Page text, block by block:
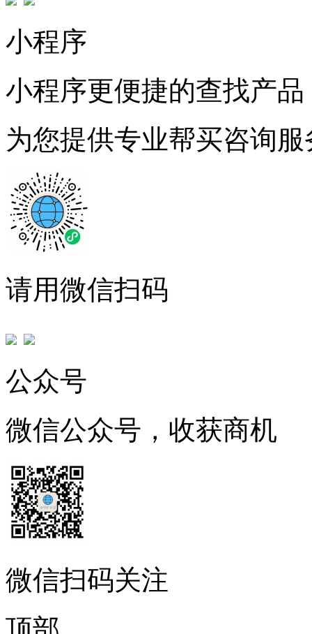
小程序
小程序更便捷的查找产品
为您提供专业帮买咨询服
请用微信扫码
公众号
微信公众号，收获商机
微信扫码关注